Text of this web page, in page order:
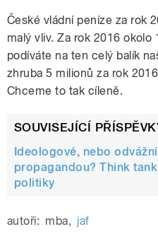
České vládní peníze za rok
malý vliv. Za rok 2016
podíváte na ten celý balík
zhruba 5 milionů za rok
Chceme to tak cíleně.
SOUVISEJÍCÍ
Ideologové, nebo
propagandou? Think
politiky
autoři: mba, jaf